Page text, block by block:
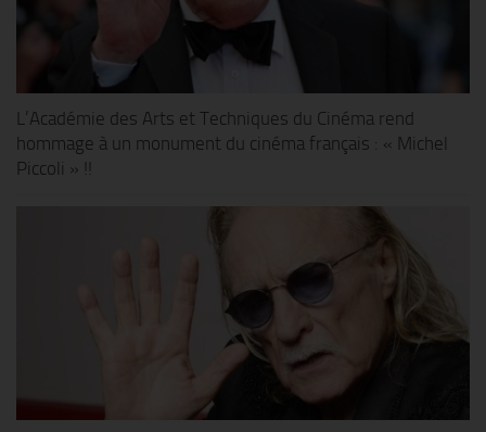
L’Académie des Arts et Techniques du Cinéma rend
hommage à un monument du cinéma français : « Michel
Piccoli » !!